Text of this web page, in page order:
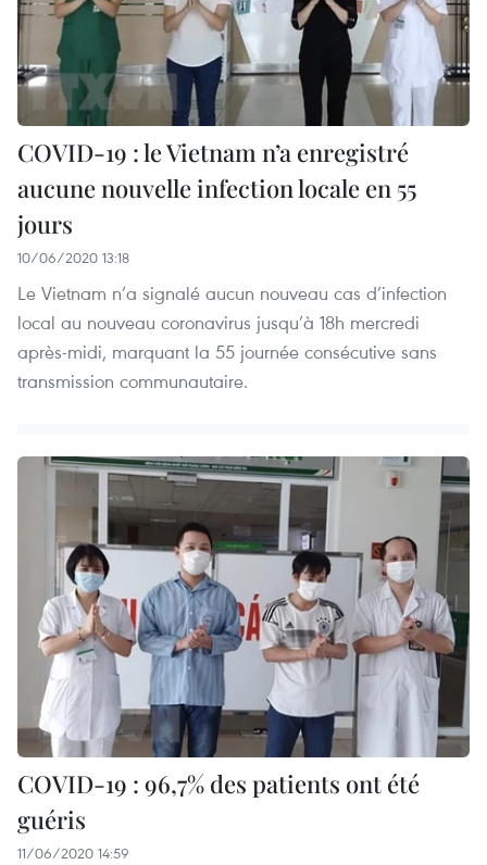
COVID-19 : le Vietnam n’a enregistré
aucune nouvelle infection locale en 55
jours
10/06/2020 13:18
Le Vietnam n’a signalé aucun nouveau cas d’infection
local au nouveau coronavirus jusqu’à 18h mercredi
après-midi, marquant la 55 journée consécutive sans
transmission communautaire.
COVID-19 : 96,7% des patients ont été
guéris
11/06/2020 14:59